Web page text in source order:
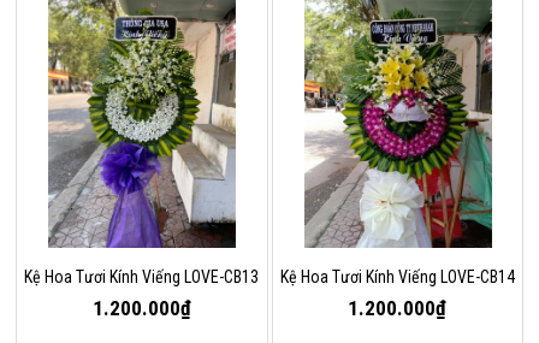
Kệ Hoa Tươi Kính Viếng LOVE-CB13
1.200.000₫
Kệ Hoa Tươi Kính Viếng LOVE-CB14
1.200.000₫